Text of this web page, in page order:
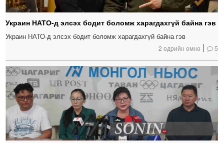
Украин НАТО-д элсэх бодит боломж харагдахгүй байна гэв
Украин НАТО-д элсэх бодит боломж харагдахгүй байна гэв
2 өдрийн өмнө 5